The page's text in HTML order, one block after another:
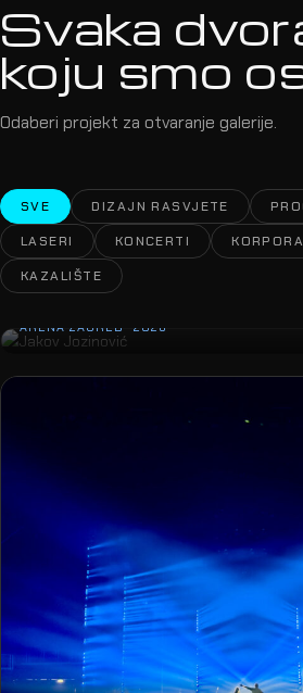
Svaka
koju smo
Odaberi projekt za otvaranje galerije.
SVE DIZAJN RASVJETE
LASERI
KONCERTI
KAZALIŠTE
ARENA ZAGREB · 2026